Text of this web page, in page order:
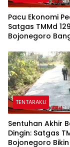
Pacu Ekonomi
Satgas TMMd 129
Bojonegoro
TENTARAKU
Sentuhan Akhir
Dingin: Satgas
Bojonegoro